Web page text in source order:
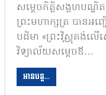
សម្តេចកិត្តិសង្គហបណ្ឌិ
ព្រះមហាក្សត្រ បានអញ្
បដិមា «ព្រះវិស្ណុគង់​លើ​
វិទ្យាល័យសម្តេចឪ…
អានបន្ត...